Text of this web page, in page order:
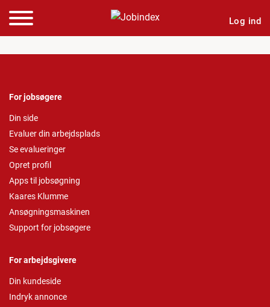
Log ind
For jobsøgere
Din side
Evaluer din arbejdsplads
Se evalueringer
Opret profil
Apps til jobsøgning
Kaares Klumme
Ansøgningsmaskinen
Support for jobsøgere
For arbejdsgivere
Din kundeside
Indryk annonce